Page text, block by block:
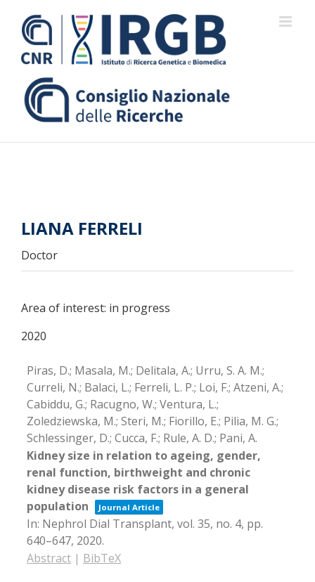
content
LIANA FERRELI
Doctor
Area of interest: in progress
2020
Piras, D.; Masala, M.; Delitala, A.; Urru, S. A. M.;
Curreli, N.; Balaci, L.; Ferreli, L. P.; Loi, F.; Atzeni, A.;
Cabiddu, G.; Racugno, W.; Ventura, L.;
Zoledziewska, M.; Steri, M.; Fiorillo, E.; Pilia, M. G.;
Schlessinger, D.; Cucca, F.; Rule, A. D.; Pani, A.
Kidney size in relation to ageing, gender,
renal function, birthweight and chronic
kidney disease risk factors in a general
population
Journal Article
In: Nephrol Dial Transplant, vol. 35, no. 4, pp.
640–647, 2020.
Abstract | BibTeX